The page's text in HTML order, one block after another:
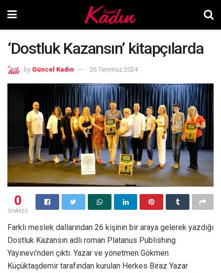
‘Dostluk Kazansın’ kitapçılarda
by Güncel Kadın 26 Temmuz 2024
0
SHARES
Farklı meslek dallarından 26 kişinin bir araya gelerek yazdığı
Dostluk Kazansın adlı roman Platanus Publishing
Yayınevi’nden çıktı. Yazar ve yönetmen Gökmen
Küçüktaşdemir tarafından kurulan Herkes Biraz Yazar